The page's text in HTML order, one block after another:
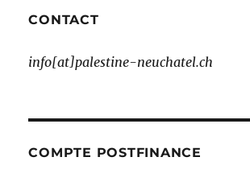
CONTACT
info[at]palestine-neuchatel.ch
COMPTE POSTFINANCE